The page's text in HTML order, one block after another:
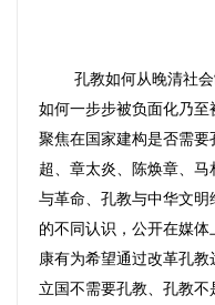
孔教如何从晚清社
如何一步步被负面化乃
聚焦在国家建构是否需
超、章太炎、陈焕章、
与革命、孔教与中华文
的不同认识，公开在媒体
康有为希望通过改革孔教
立国不需要孔教、孔教